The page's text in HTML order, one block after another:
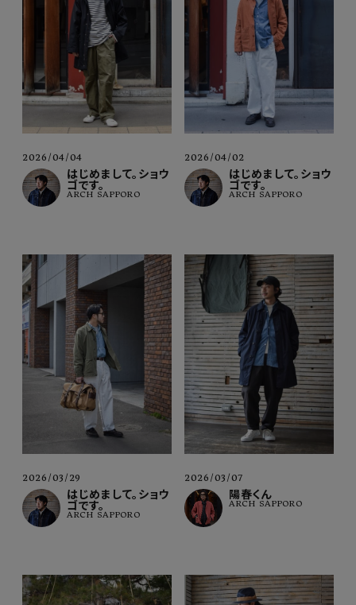
2026/04/04
はじめまして。ショウ
ゴです。
ARCH SAPPORO
2026/04/02
はじめまして。ショウ
ゴです。
ARCH SAPPORO
2026/03/29
はじめまして。ショウ
ゴです。
ARCH SAPPORO
2026/03/07
陽春くん
ARCH SAPPORO